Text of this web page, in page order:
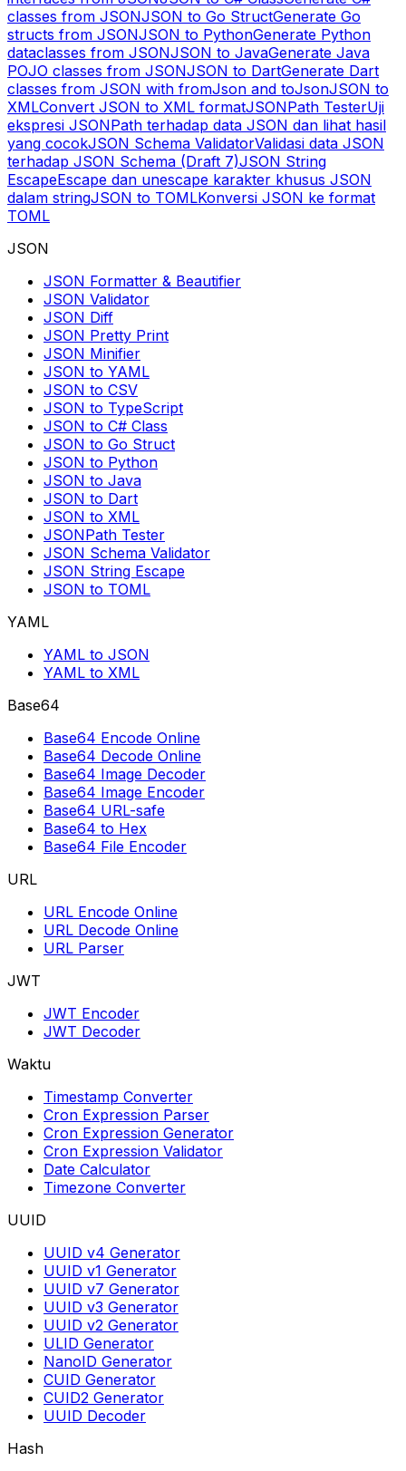
classes from JSONJSON to Go StructGenerate Go
structs from JSONJSON to PythonGenerate Python
dataclasses from JSONJSON to JavaGenerate Java
POJO classes from JSONJSON to DartGenerate Dart
classes from JSON with fromJson and toJsonJSON to
XMLConvert JSON to XML formatJSONPath TesterUji
ekspresi JSONPath terhadap data JSON dan lihat hasil
yang cocokJSON Schema ValidatorValidasi data JSON
terhadap JSON Schema (Draft 7)JSON String
EscapeEscape dan unescape karakter khusus JSON
dalam stringJSON to TOMLKonversi JSON ke format
TOML
JSON
JSON Formatter & Beautifier
JSON Validator
JSON Diff
JSON Pretty Print
JSON Minifier
JSON to YAML
JSON to CSV
JSON to TypeScript
JSON to C# Class
JSON to Go Struct
JSON to Python
JSON to Java
JSON to Dart
JSON to XML
JSONPath Tester
JSON Schema Validator
JSON String Escape
JSON to TOML
YAML
YAML to JSON
YAML to XML
Base64
Base64 Encode Online
Base64 Decode Online
Base64 Image Decoder
Base64 Image Encoder
Base64 URL-safe
Base64 to Hex
Base64 File Encoder
URL
URL Encode Online
URL Decode Online
URL Parser
JWT
JWT Encoder
JWT Decoder
Waktu
Timestamp Converter
Cron Expression Parser
Cron Expression Generator
Cron Expression Validator
Date Calculator
Timezone Converter
UUID
UUID v4 Generator
UUID v1 Generator
UUID v7 Generator
UUID v3 Generator
UUID v2 Generator
ULID Generator
NanoID Generator
CUID Generator
CUID2 Generator
UUID Decoder
Hash